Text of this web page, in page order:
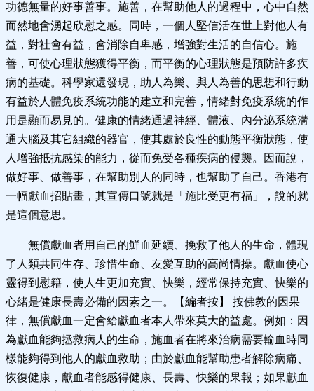
功德無量的好事善事。施善，在幫助他人的過程中，心中自然
而然地會湧起欣慰之感。同時，一個人堅信活在世上對他人有
益，對社會有益，會消除自卑感，增強對生活的自信心。施
善，可使心理狀態獲得平衡，而平衡的心理狀態是預防許多疾
病的基礎。科學家還發現，助人為樂、與人為善的思想和行動
有益於人體免疫系統功能的建立和完善，情緒對免疫系統的作
用是顯而易見的。健康的情緒通過神經、體液、內分泌系統溝
通大腦及其它組織的器官，使其處於良性的動態平衡狀態，使
人增強抵抗感染的能力，從而免受各種疾病的侵襲。因而說，
做好事、做善事，在幫助別人的同時，也幫助了自己。香港有
一幅獻血招貼畫，其宣傳口號就是「施比受更有福」，說的就
是這個意思。
無償獻血者用自己的鮮血延續、挽救了他人的生命，體現
了人類共同生存、珍惜生命、友愛互助的高尚情操。獻血使心
靈得到慰籍，使人生更加充實、快樂，經常保持充實、快樂的
心緒是健康長壽必備的因素之一。【編者按】 按佛教的因果
律，無償獻血一定會給獻血者本人帶來莫大的益處。例如：因
為獻血能夠拯救病人的生命，施血者在將來治病需要輸血時同
樣能夠得到他人的獻血救助；由於獻血能幫助患者解除病痛、
恢復健康，獻血者能感得健康、長壽、快樂的果報；如果獻血